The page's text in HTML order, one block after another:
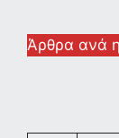
Άρθρα ανά